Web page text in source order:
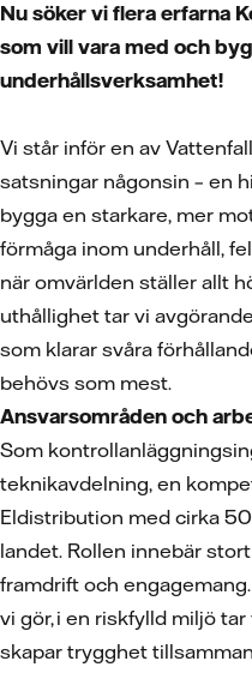
Nu söker vi flera erfarna
som vill vara med och
underhållsverksamhet!
Vi står inför en av
satsningar någonsin – en
bygga en starkare, mer
förmåga inom underhåll,
när omvärlden ställer allt
uthållighet tar vi
som klarar svåra
behövs som mest.
Ansvarsområden och
Som
teknikavdelning, en
Eldistribution med cirka
landet. Rollen innebär
framdrift och
vi gör, i en riskfylld miljö
skapar trygghet